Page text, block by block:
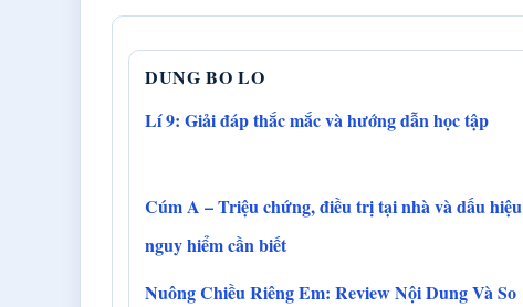
DUNG BO LO
Lí 9: Giải đáp thắc mắc và hướng dẫn học tập
Cúm A – Triệu chứng, điều trị tại nhà và dấu hiệu
nguy hiểm cần biết
Nuông Chiều Riêng Em: Review Nội Dung Và So